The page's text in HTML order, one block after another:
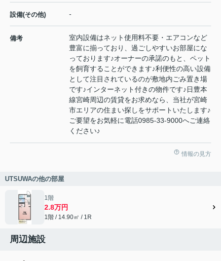
設備(その他) -
備考
室内設備はネット使用料不要・エアコンなど
豊富に揃っており、過ごしやすいお部屋にな
っております♪オーナーの承諾のもと、ペット
を飼育することができます♪利便性の高い設備
として注目されているのが敷地内ごみ置き場
です♪インターネット付きの物件です♪日豊本
線宮崎周辺の賃貸をお求めなら、当社が宮崎
市エリアの住まい探しをサポートいたします♪
ご要望をお気軽に電話0985-33-9000へご連絡
ください♪
情報の見方
UTSUWAの他の部屋
1階
2.8万円
1階 / 14.90㎡ / 1R
周辺施設